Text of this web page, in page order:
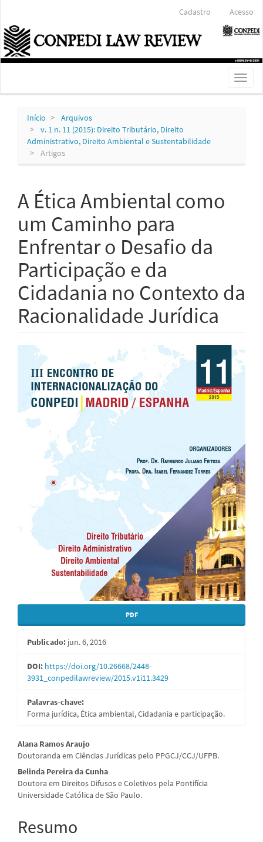
Conteúdo
principal
Barra
Lateral
Cadastro Acesso
Toggle
Início
Arquivos
v. 1 n. 11 (2015): Direito Tributário, Direito
Administrativo, Direito Ambiental e Sustentabilidade
Artigos
A Ética Ambiental como
um Caminho para
Enfrentar o Desafio da
Participação e da
Cidadania no Contexto da
Racionalidade Jurídica
Barra
lateral
de
artigos
PDF
Publicado: jun. 6, 2016
DOI: https://doi.org/10.26668/2448-
3931_conpedilawreview/2015.v1i11.3429
Palavras-chave:
Forma jurídica, Ética ambiental, Cidadania e participação.
Conteúdo
do
artigo
principal
Alana Ramos Araujo
Doutoranda em Ciências Jurídicas pelo PPGCJ/CCJ/UFPB.
Belinda Pereira da Cunha
Doutora em Direitos Difusos e Coletivos pela Pontifícia
Universidade Católica de São Paulo.
Resumo